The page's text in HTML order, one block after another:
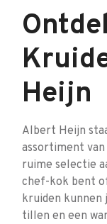
Heijn
Albert Heijn
assortiment
ruime selectie
chef-kok bent
kruiden kunnen
tillen en een